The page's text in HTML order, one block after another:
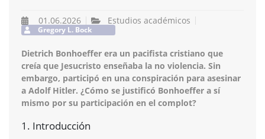
01.06.2026 Estudios académicos
Gregory L. Bock
Dietrich Bonhoeffer era un pacifista cristiano que
creía que Jesucristo enseñaba la no violencia. Sin
embargo, participó en una conspiración para asesinar
a Adolf Hitler. ¿Cómo se justificó Bonhoeffer a sí
mismo por su participación en el complot?
1. Introducción